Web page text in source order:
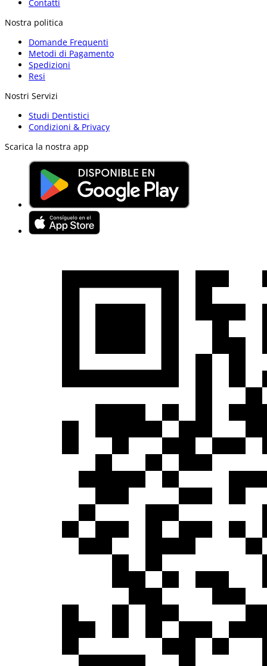
Contatti
Nostra politica
Domande Frequenti
Metodi di Pagamento
Spedizioni
Resi
Nostri Servizi
Studi Dentistici
Condizioni & Privacy
Scarica la nostra app